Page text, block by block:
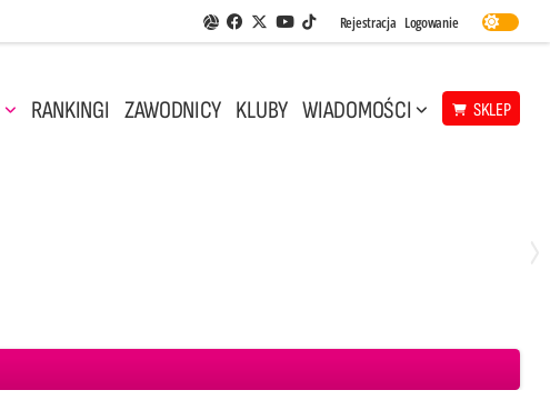
Aplikacja Siatkarskie Ligi
Facebook
Twitter
Youtube
TikTok
Rejestracja Logowanie
RANKINGI ZAWODNICY KLUBY WIADOMOŚCI SKLEP